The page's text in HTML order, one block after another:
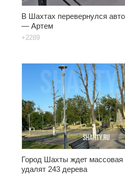
В Шахтах перевернулся
— Артем
+2289
Город Шахты ждет массовая
удалят 243 дерева